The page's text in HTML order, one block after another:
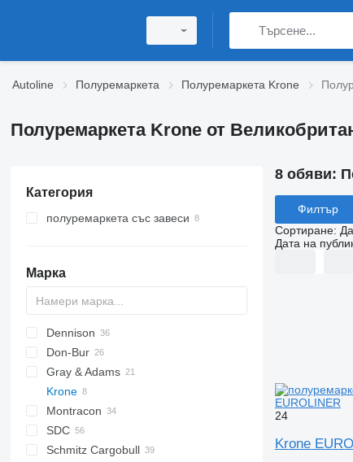
Autoline Полуремаркета Полуремаркета Krone
Полуремаркета Krone от
Категория
полуремаркета със завеси
Марка
SFCL
E series
Dennison
Sliding
Don-Bur
STN
STZ
Gray & Adams
GA
GTS
Krone
Montracon
OSD
OVB
SBA
Kaiser
SDC
EuroCombi
Schmitz Cargobull
8 обяви:
Филтър
Сортиране:
Дата на
EUROLINER
24
Krone